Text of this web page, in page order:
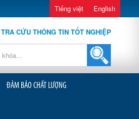
Tiếng việt English
TRA CỨU THÔNG TIN TỐT NGHIỆP
ĐẢM BẢO CHẤT LƯỢNG